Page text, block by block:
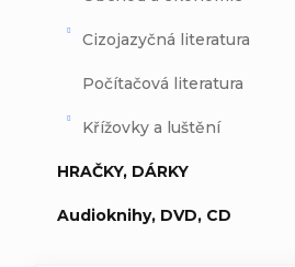
Cizojazyčná literatura
Počítačová literatura
Křížovky a luštění
HRAČKY, DÁRKY
Audioknihy, DVD, CD